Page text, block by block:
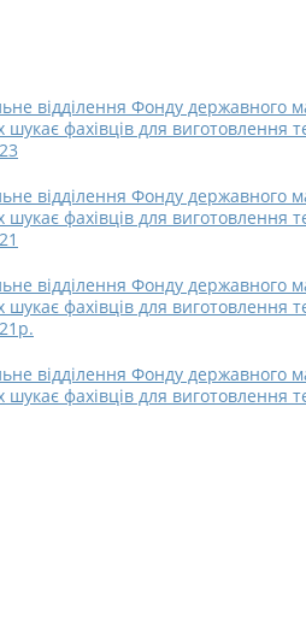
відділення Фонду державного
шукає фахівців для виготовлення
відділення Фонду державного
шукає фахівців для виготовлення
відділення Фонду державного
шукає фахівців для виготовлення
відділення Фонду державного
шукає фахівців для виготовлення